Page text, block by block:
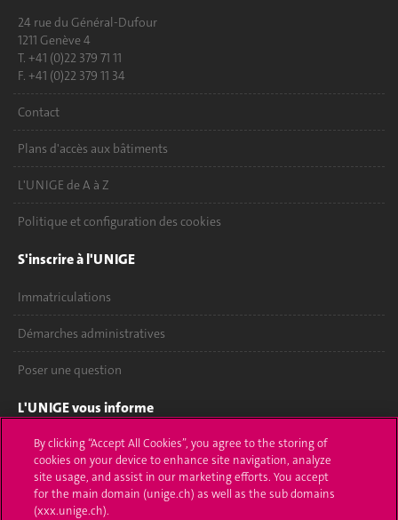
24 rue du Général-Dufour
1211 Genève 4
T. +41 (0)22 379 71 11
F. +41 (0)22 379 11 34
Contact
Plans d'accès aux bâtiments
L'UNIGE de A à Z
Politique et configuration des cookies
S'inscrire à l'UNIGE
Immatriculations
Démarches administratives
Poser une question
L'UNIGE vous informe
UNIGE Mobile
Médias
By clicking “Accept All Cookies”, you agree to the storing of
cookies on your device to enhance site navigation, analyze
site usage, and assist in our marketing efforts. You accept
for the main domain (unige.ch) as well as the sub domains
(xxx.unige.ch).